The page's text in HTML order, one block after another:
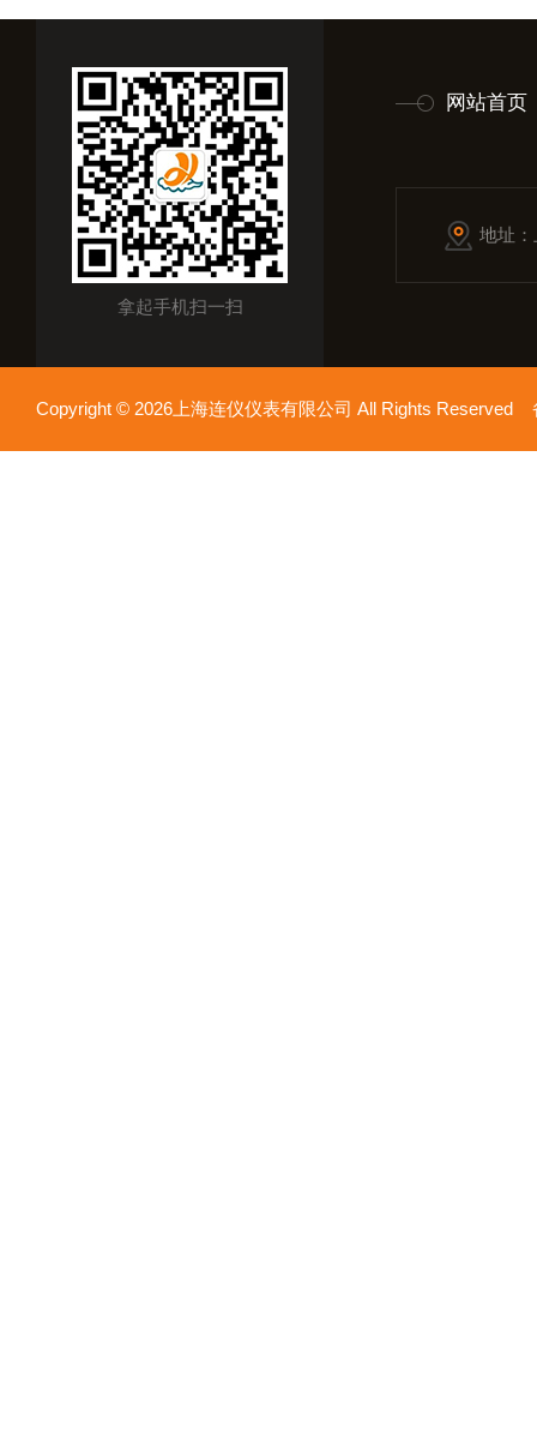
拿起手机扫一扫
网站首页
地址
Copyright © 2026上海连仪仪表有限公司 All Rights Reserved